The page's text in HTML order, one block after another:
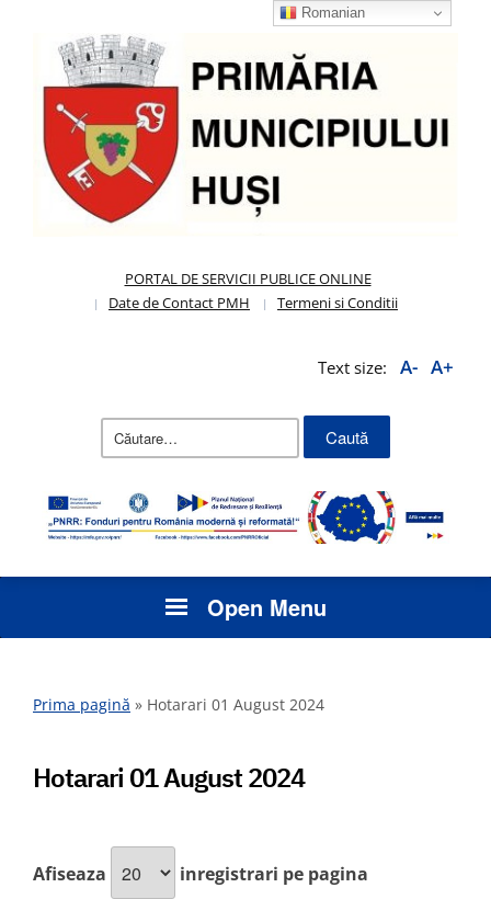
PORTAL DE SERVICII PUBLICE ONLINE
Date de Contact PMH
Termeni si Conditii
Text size: A- A+
Caută
Open Menu
Prima pagină » Hotarari 01 August 2024
Hotarari 01 August 2024
Afiseaza inregistrari pe pagina
Romanian